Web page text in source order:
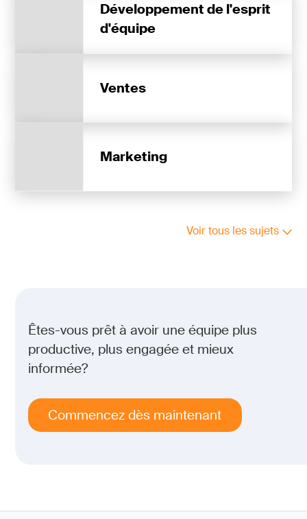
Développement de l'esprit
d'équipe
Ventes
Marketing
Voir tous les sujets
Êtes-vous prêt à avoir une équipe plus
productive, plus engagée et mieux
informée?
Commencez dès maintenant